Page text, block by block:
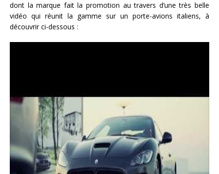
dont la marque fait la promotion au travers d’une très belle
vidéo qui réunit la gamme sur un porte-avions italiens, à
découvrir ci-dessous :